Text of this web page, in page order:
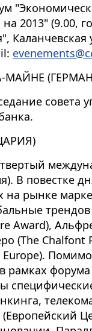
2013" (9.00,
Каланчевская
МАЙНЕ
совета
В повестке
рынке
Award),
(The Chalfont
Europe).
рамках